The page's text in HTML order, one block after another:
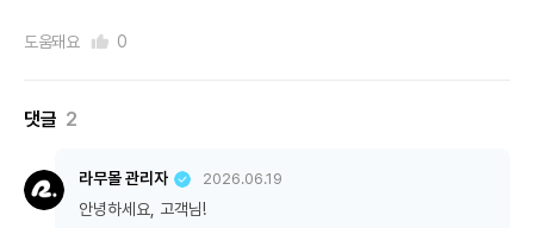
도움돼요 0
댓글 2
라무몰 관리자 2026.06.19
안녕하세요, 고객님!